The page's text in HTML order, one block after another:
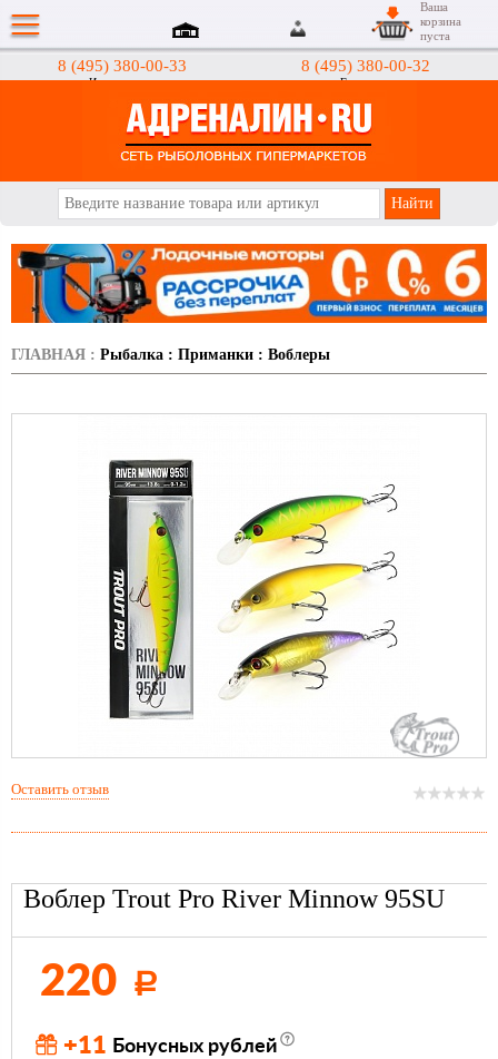
8 (495) 380-00-33
Интернет-магазин
8 (495) 380-00-32
Гипермаркеты
Ваша
корзина
пуста
ГЛАВНАЯ : Рыбалка : Приманки : Воблеры
Воблер Trout Pro River Minnow 95SU
220 Р
+11 Бонусных рублей
Оставить отзыв